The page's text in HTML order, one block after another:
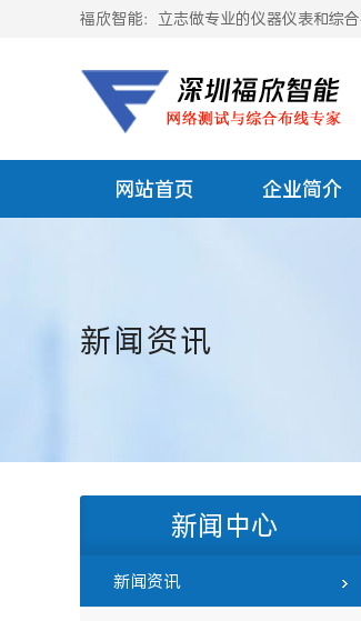
福欣智能：立志做专业的仪器仪表和综
网站首页 企业简介
新闻资讯
新闻中心
新闻资讯